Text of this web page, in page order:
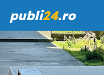
publi24.ro